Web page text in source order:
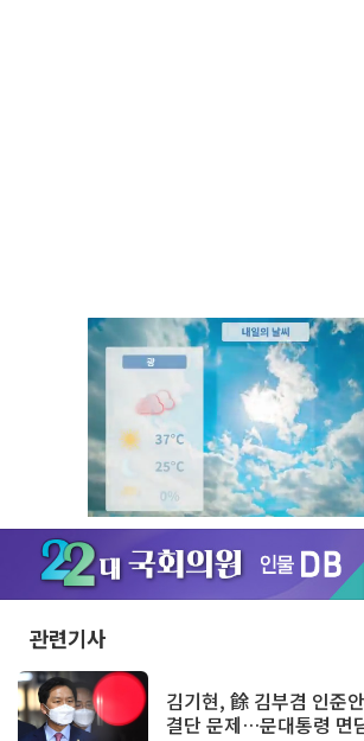
관련기사
김기현, 餘 김부겸 인준
결단 문제…문대통령 면